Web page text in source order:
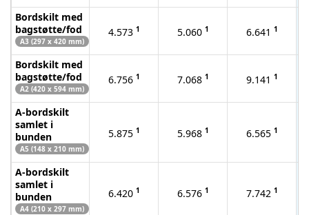
Bordskilt med
bagstøtte/fod
A3 (297 x 420 mm)
4.573 1 5.060 1 6.641 1
Bordskilt med
bagstøtte/fod
A2 (420 x 594 mm)
6.756 1 7.068 1 9.141 1
A-bordskilt
samlet i
bunden
A5 (148 x 210 mm)
5.875 1 5.968 1 6.565 1
A-bordskilt
samlet i
bunden
A4 (210 x 297 mm)
6.420 1 6.576 1 7.742 1